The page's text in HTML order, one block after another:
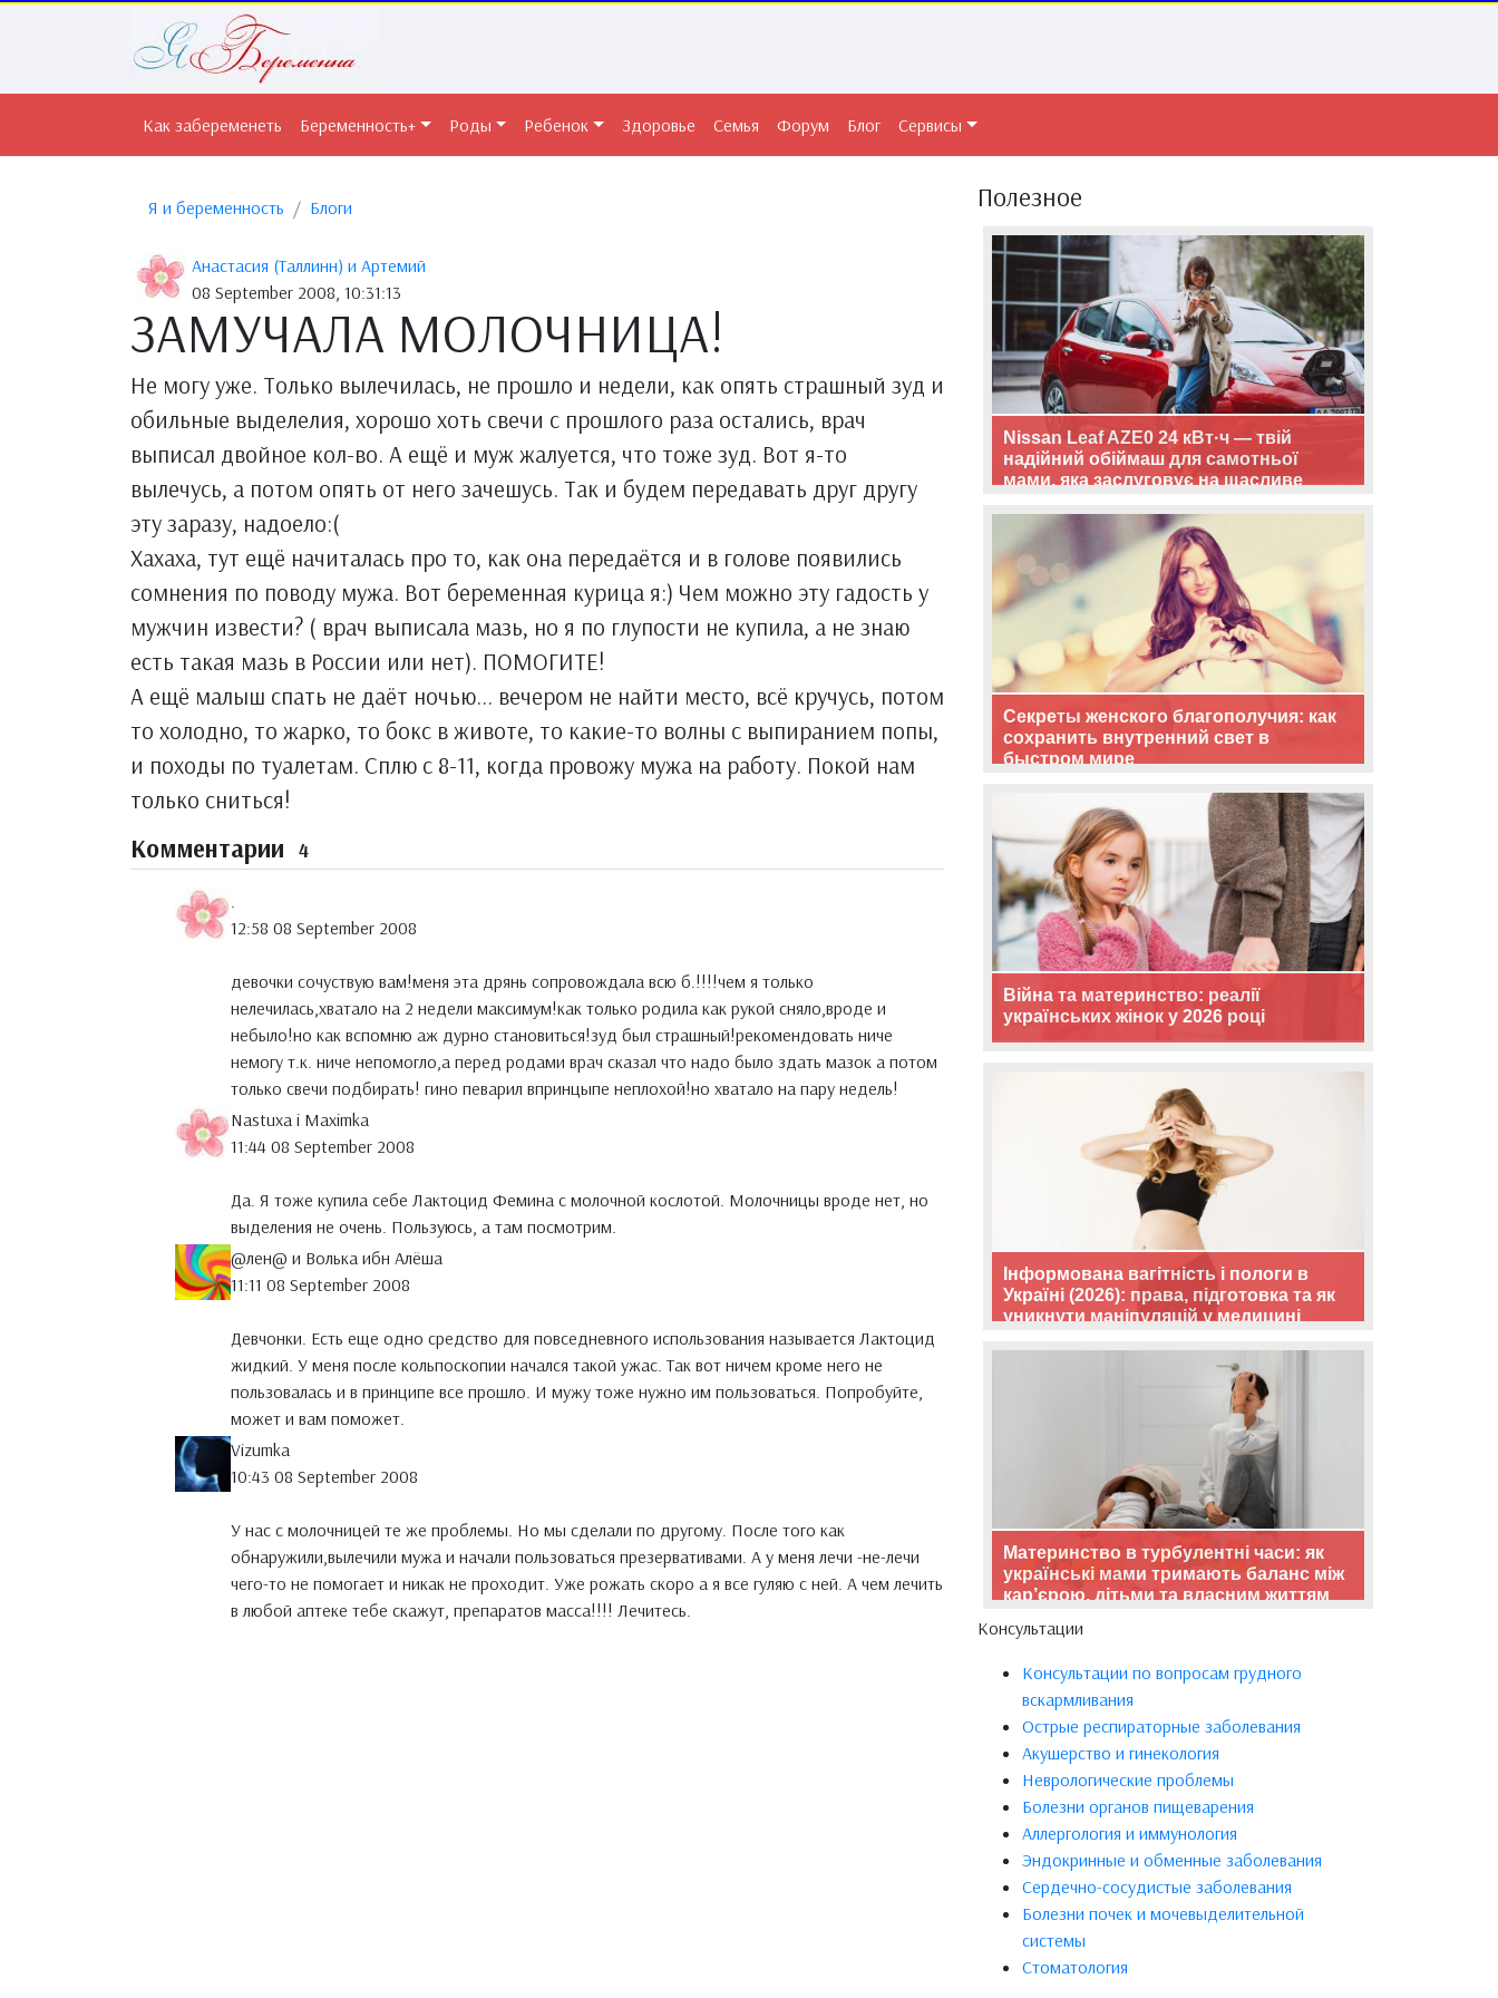
Как забеременеть Беременность+ Роды Ребенок Здоровье Семья Форум Блог Сервисы
Я и беременность Блоги
Анастасия (Таллинн) и Артемий
08 September 2008, 10:31:13
ЗАМУЧАЛА МОЛОЧНИЦА!
Не могу уже. Только вылечилась, не прошло и недели, как опять страшный зуд и
обильные выделелия, хорошо хоть свечи с прошлого раза остались, врач
выписал двойное кол-во. А ещё и муж жалуется, что тоже зуд. Вот я-то
вылечусь, а потом опять от него зачешусь. Так и будем передавать друг другу
эту заразу, надоело:(
Хахаха, тут ещё начиталась про то, как она передаётся и в голове появились
сомнения по поводу мужа. Вот беременная курица я:) Чем можно эту гадость у
мужчин извести? ( врач выписала мазь, но я по глупости не купила, а не знаю
есть такая мазь в России или нет). ПОМОГИТЕ!
А ещё малыш спать не даёт ночью... вечером не найти место, всё кручусь, потом
то холодно, то жарко, то бокс в животе, то какие-то волны с выпиранием попы,
и походы по туалетам. Сплю с 8-11, когда провожу мужа на работу. Покой нам
только сниться!
Комментарии 4
.
12:58 08 September 2008
девочки сочуствую вам!меня эта дрянь сопровождала всю б.!!!!чем я только
нелечилась,хватало на 2 недели максимум!как только родила как рукой сняло,вроде и
небыло!но как вспомню аж дурно становиться!зуд был страшный!рекомендовать ниче
немогу т.к. ниче непомогло,а перед родами врач сказал что надо было здать мазок а потом
только свечи подбирать! гино певарил впринцыпе неплохой!но хватало на пару недель!
Nastuxa i Maximka
11:44 08 September 2008
Да. Я тоже купила себе Лактоцид Фемина с молочной кослотой. Молочницы вроде нет, но
выделения не очень. Пользуюсь, а там посмотрим.
@лен@ и Волька ибн Алёша
11:11 08 September 2008
Девчонки. Есть еще одно средство для повседневного использования называется Лактоцид
жидкий. У меня после кольпоскопии начался такой ужас. Так вот ничем кроме него не
пользовалась и в принципе все прошло. И мужу тоже нужно им пользоваться. Попробуйте,
может и вам поможет.
Vizumka
10:43 08 September 2008
У нас с молочницей те же проблемы. Но мы сделали по другому. После того как
обнаружили,вылечили мужа и начали пользоваться презервативами. А у меня лечи -не-лечи
чего-то не помогает и никак не проходит. Уже рожать скоро а я все гуляю с ней. А чем лечить
в любой аптеке тебе скажут, препаратов масса!!!! Лечитесь.
Полезное
Nissan Leaf AZE0 24 кВт·ч — твій
надійний обіймаш для самотньої
мами, яка заслуговує на щасливе
Секреты женского благополучия: как
сохранить внутренний свет в
быстром мире
Війна та материнство: реалії
українських жінок у 2026 році
Інформована вагітність і пологи в
Україні (2026): права, підготовка та як
уникнути маніпуляцій у медицині
Материнство в турбулентні часи: як
українські мами тримають баланс між
кар’єрою, дітьми та власним життям
Консультации
Консультации по вопросам грудного
вскармливания
Острые респираторные заболевания
Акушерство и гинекология
Неврологические проблемы
Болезни органов пищеварения
Аллергология и иммунология
Эндокринные и обменные заболевания
Сердечно-сосудистые заболевания
Болезни почек и мочевыделительной
системы
Стоматология